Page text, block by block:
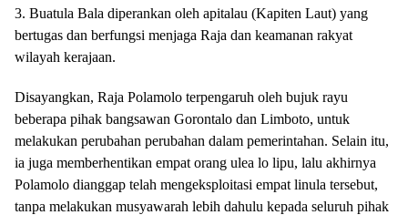
3. Buatula Bala diperankan oleh apitalau (Kapiten Laut) yang
bertugas dan berfungsi menjaga Raja dan keamanan rakyat
wilayah kerajaan.
Disayangkan, Raja Polamolo terpengaruh oleh bujuk rayu
beberapa pihak bangsawan Gorontalo dan Limboto, untuk
melakukan perubahan perubahan dalam pemerintahan. Selain itu,
ia juga memberhentikan empat orang ulea lo lipu, lalu akhirnya
Polamolo dianggap telah mengeksploitasi empat linula tersebut,
tanpa melakukan musyawarah lebih dahulu kepada seluruh pihak